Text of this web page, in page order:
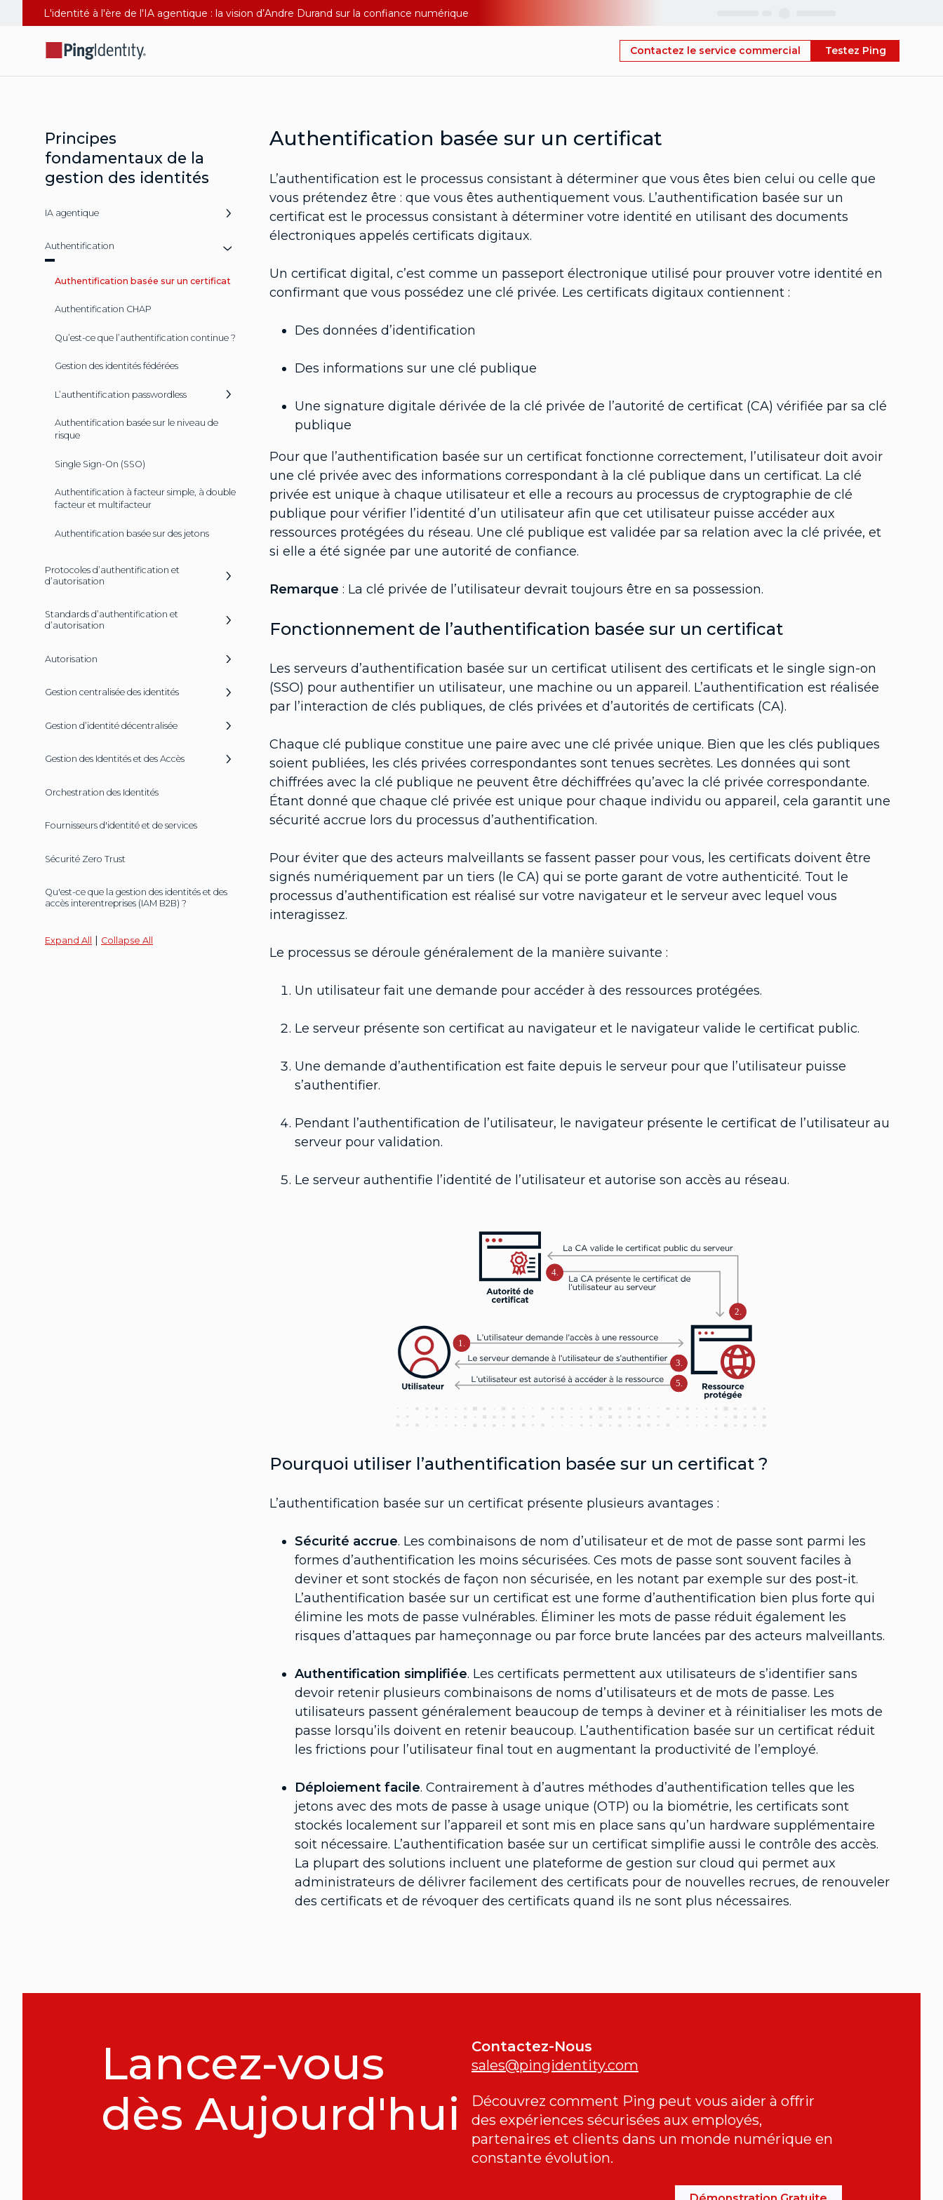
L'identité à l'ère de l'IA agentique : la vision d’Andre Durand sur la confiance numérique
Contactez le service commercial Testez Ping
Principes
fondamentaux de la
gestion des identités
IA agentique
Authentification
Authentification basée sur un certificat
Authentification CHAP
Qu’est-ce que l’authentification continue ?
Gestion des identités fédérées
L’authentification passwordless
Authentification basée sur le niveau de
risque
Single Sign-On (SSO)
Authentification à facteur simple, à double
facteur et multifacteur
Authentification basée sur des jetons
Protocoles d’authentification et
d’autorisation
Standards d’authentification et
d’autorisation
Autorisation
Gestion centralisée des identités
Gestion d’identité décentralisée
Gestion des Identités et des Accès
Orchestration des Identités
Fournisseurs d'identité et de services
Sécurité Zero Trust
Qu'est-ce que la gestion des identités et des
accès interentreprises (IAM B2B) ?
Expand All | Collapse All
Authentification basée sur un certificat
L’authentification est le processus consistant à déterminer que vous êtes bien celui ou celle que
vous prétendez être : que vous êtes authentiquement vous. L’authentification basée sur un
certificat est le processus consistant à déterminer votre identité en utilisant des documents
électroniques appelés certificats digitaux.
Un certificat digital, c’est comme un passeport électronique utilisé pour prouver votre identité en
confirmant que vous possédez une clé privée. Les certificats digitaux contiennent :
Des données d’identification
Des informations sur une clé publique
Une signature digitale dérivée de la clé privée de l’autorité de certificat (CA) vérifiée par sa clé
publique
Pour que l’authentification basée sur un certificat fonctionne correctement, l’utilisateur doit avoir
une clé privée avec des informations correspondant à la clé publique dans un certificat. La clé
privée est unique à chaque utilisateur et elle a recours au processus de cryptographie de clé
publique pour vérifier l’identité d’un utilisateur afin que cet utilisateur puisse accéder aux
ressources protégées du réseau. Une clé publique est validée par sa relation avec la clé privée, et
si elle a été signée par une autorité de confiance.
Remarque : La clé privée de l’utilisateur devrait toujours être en sa possession.
Fonctionnement de l’authentification basée sur un certificat
Les serveurs d’authentification basée sur un certificat utilisent des certificats et le single sign-on
(SSO) pour authentifier un utilisateur, une machine ou un appareil. L’authentification est réalisée
par l’interaction de clés publiques, de clés privées et d’autorités de certificats (CA).
Chaque clé publique constitue une paire avec une clé privée unique. Bien que les clés publiques
soient publiées, les clés privées correspondantes sont tenues secrètes. Les données qui sont
chiffrées avec la clé publique ne peuvent être déchiffrées qu’avec la clé privée correspondante.
Étant donné que chaque clé privée est unique pour chaque individu ou appareil, cela garantit une
sécurité accrue lors du processus d’authentification.
Pour éviter que des acteurs malveillants se fassent passer pour vous, les certificats doivent être
signés numériquement par un tiers (le CA) qui se porte garant de votre authenticité. Tout le
processus d’authentification est réalisé sur votre navigateur et le serveur avec lequel vous
interagissez.
Le processus se déroule généralement de la manière suivante :
Un utilisateur fait une demande pour accéder à des ressources protégées.
Le serveur présente son certificat au navigateur et le navigateur valide le certificat public.
Une demande d’authentification est faite depuis le serveur pour que l’utilisateur puisse
s’authentifier.
Pendant l’authentification de l’utilisateur, le navigateur présente le certificat de l’utilisateur au
serveur pour validation.
Le serveur authentifie l’identité de l’utilisateur et autorise son accès au réseau.
1.
3.
5.
4.
2.
Pourquoi utiliser l’authentification basée sur un certificat ?
L’authentification basée sur un certificat présente plusieurs avantages :
Sécurité accrue. Les combinaisons de nom d’utilisateur et de mot de passe sont parmi les
formes d’authentification les moins sécurisées. Ces mots de passe sont souvent faciles à
deviner et sont stockés de façon non sécurisée, en les notant par exemple sur des post-it.
L’authentification basée sur un certificat est une forme d’authentification bien plus forte qui
élimine les mots de passe vulnérables. Éliminer les mots de passe réduit également les
risques d’attaques par hameçonnage ou par force brute lancées par des acteurs malveillants.
Authentification simplifiée. Les certificats permettent aux utilisateurs de s’identifier sans
devoir retenir plusieurs combinaisons de noms d’utilisateurs et de mots de passe. Les
utilisateurs passent généralement beaucoup de temps à deviner et à réinitialiser les mots de
passe lorsqu’ils doivent en retenir beaucoup. L’authentification basée sur un certificat réduit
les frictions pour l’utilisateur final tout en augmentant la productivité de l’employé.
Déploiement facile. Contrairement à d’autres méthodes d’authentification telles que les
jetons avec des mots de passe à usage unique (OTP) ou la biométrie, les certificats sont
stockés localement sur l’appareil et sont mis en place sans qu’un hardware supplémentaire
soit nécessaire. L’authentification basée sur un certificat simplifie aussi le contrôle des accès.
La plupart des solutions incluent une plateforme de gestion sur cloud qui permet aux
administrateurs de délivrer facilement des certificats pour de nouvelles recrues, de renouveler
des certificats et de révoquer des certificats quand ils ne sont plus nécessaires.
Lancez-vous
dès Aujourd'hui
Contactez-Nous
sales@pingidentity.com
Découvrez comment Ping peut vous aider à offrir
des expériences sécurisées aux employés,
partenaires et clients dans un monde numérique en
constante évolution.